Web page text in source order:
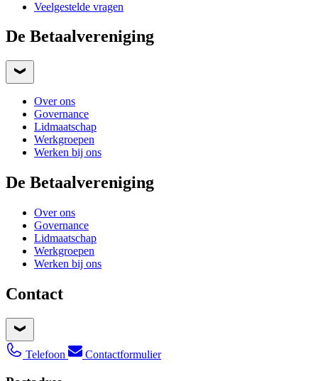
Veelgestelde vragen
De Betaalvereniging
Over ons
Governance
Lidmaatschap
Werkgroepen
Werken bij ons
De Betaalvereniging
Over ons
Governance
Lidmaatschap
Werkgroepen
Werken bij ons
Contact
Telefoon Contactformulier